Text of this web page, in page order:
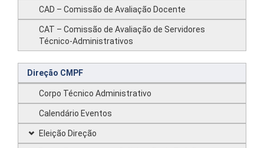
CAD – Comissão de Avaliação Docente
CAT – Comissão de Avaliação de Servidores
Técnico-Administrativos
Direção CMPF
Corpo Técnico Administrativo
Calendário Eventos
Eleição Direção